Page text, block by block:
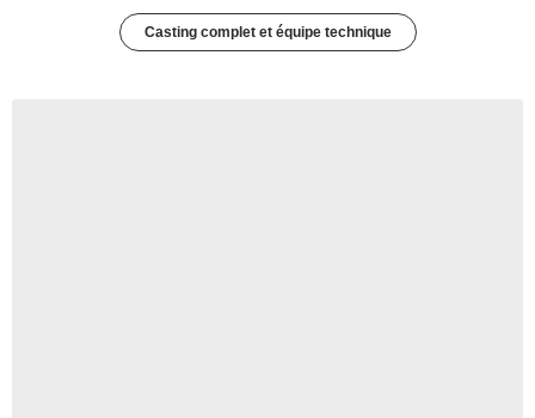
Casting complet et équipe technique